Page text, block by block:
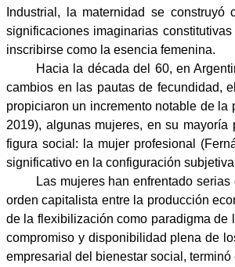
Industrial, la maternidad se
significaciones imaginarias
inscribirse como la esencia femenina.
Hacia la década del 60, en
cambios en las pautas de fecundidad,
propiciaron un incremento notable de
2019), algunas mujeres, en su
figura social: la mujer profesional
significativo en la configuración
Las mujeres han enfrentado
orden capitalista entre la producción
de la flexibilización como paradigma de
compromiso y disponibilidad plena de
empresarial del bienestar social,